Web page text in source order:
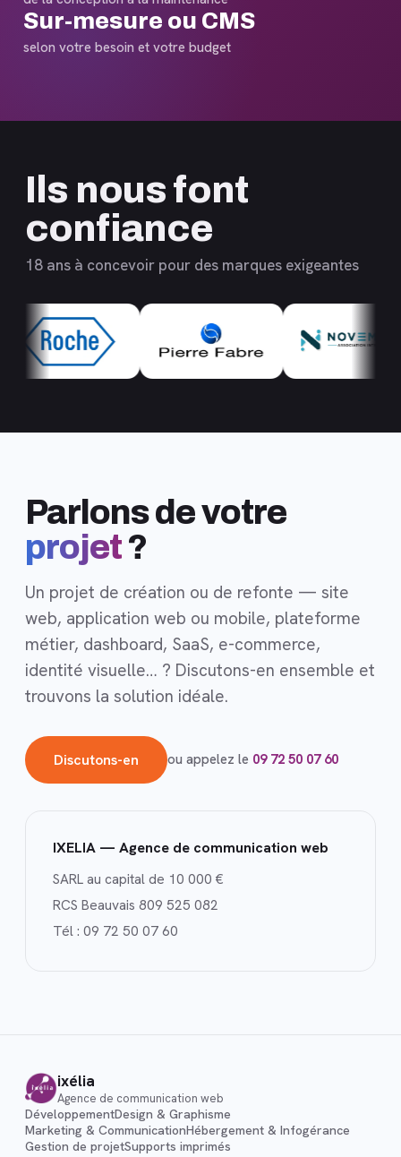
Sur-mesure ou CMS
selon votre besoin et votre budget
Ils nous font
confiance
18 ans à concevoir pour des marques exigeantes
Parlons de votre
projet?
Un projet de création ou de refonte — site
web, application web ou mobile, plateforme
métier, dashboard, SaaS, e-commerce,
identité visuelle… ? Discutons-en ensemble et
trouvons la solution idéale.
Discutons-en ou appelez le 09 72 50 07 60
IXELIA — Agence de communication web
SARL au capital de 10 000 €
RCS Beauvais 809 525 082
Tél : 09 72 50 07 60
ixélia
Agence de communication web
DéveloppementDesign & Graphisme
Marketing & CommunicationHébergement & Infogérance
Gestion de projetSupports imprimés